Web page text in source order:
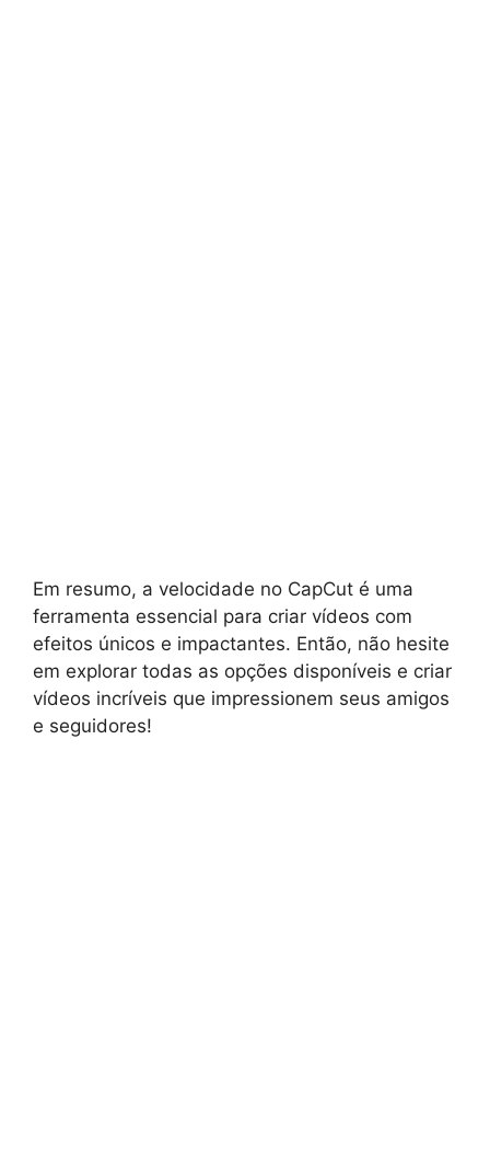
Em resumo, a velocidade no CapCut é uma
ferramenta essencial para criar vídeos com
efeitos únicos e impactantes. Então, não hesite
em explorar todas as opções disponíveis e criar
vídeos incríveis que impressionem seus amigos
e seguidores!